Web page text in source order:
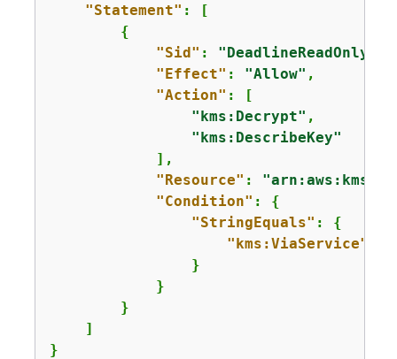
"Statement" : [
{
"Sid" : "DeadlineReadOnly"
"Effect" : "Allow" ,
"Action" : [
"kms:Decrypt" ,
"kms:DescribeKey"
            ],
"Resource" :
"Condition" : {
"StringEquals" : {
"kms:ViaService"
                }
            }
        }
    ]
}